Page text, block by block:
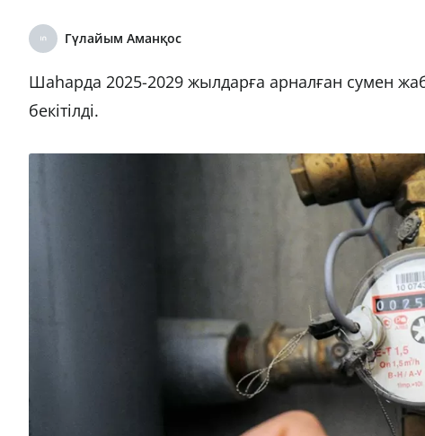
Гүлайым Аманқос
Шаһарда 2025-2029 жылдарға арналған сумен
бекітілді.